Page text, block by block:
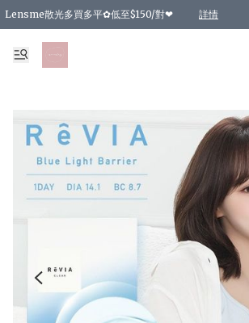
Lensme散光多買多平✿低至$150/對❤ 詳情
台灣Karacon⁩✧日拋 特價清貨❁⃘
日本韓國多款日/月拋現貨☼ 特價❤︎數量有限 售完即止
🇰🇷韓國多款月拋現貨 特價兩對$99✿數量有限 售完即止
精選商品，任選買2件或以上9 折；買4件或以上85 折；
精選商品，任選買2件HKD 140.00；買4件HKD 260.00
精選商品，任選買2件HKD 190.00；買4件HKD 360.00
精選商品，任選買2件HKD 110.00；買4件HKD 180.00
精選商品，任選買2件HKD 170.00；買4件HKD 320.00
精選商品，任選買2件或以上減HKD 148.00
精選商品，任選買2件或以上減HKD 148.00
精選商品，任選買2件或以上95 折；買4件或以上9 折
精選商品，任選買12件或以上87 折
精選商品，任選買2件或以上減HKD 16.00；買4件
精選商品，任選買2件或以上95 折；買4件或以上9 折
購物滿 HKD 800.00即享免運費優惠！（適用於 特定的